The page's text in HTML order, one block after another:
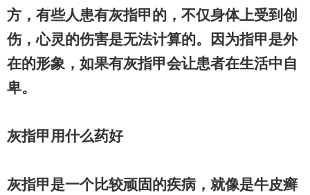
方，有些人患有灰指甲的，不仅身体上受到创
伤，心灵的伤害是无法计算的。因为指甲是外
在的形象，如果有灰指甲会让患者在生活中自
卑。
灰指甲用什么药好
灰指甲是一个比较顽固的疾病，就像是牛皮癣